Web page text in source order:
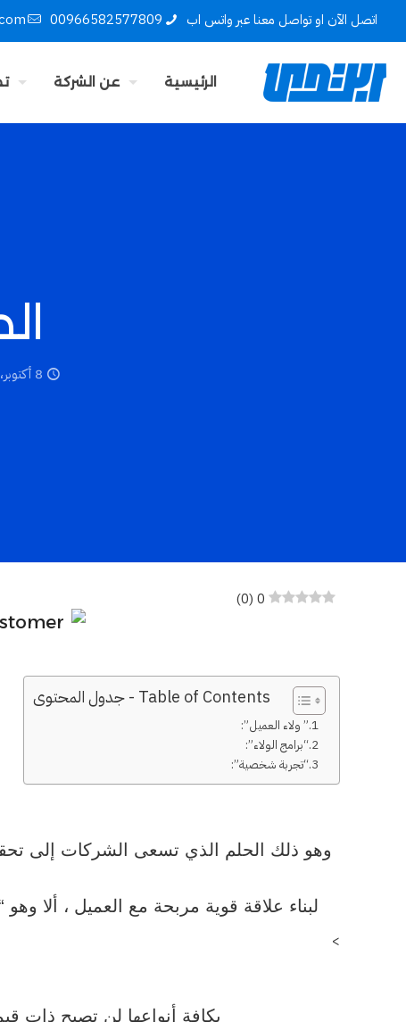
اتصل الآن او تواصل معنا عبر واتس اب 00966582577809
الرئيسية عن الشركة
8 أكتوبر، 2018
0
(
0
)
Table of Contents - جدول المحتوى
” ولاء العميل”:
“برامج الولاء”:
“تجربة شخصية”:
وهو ذلك الحلم الذي تسعى الشركات إلى
لبناء علاقة قوية مربحة مع العميل ، ألا
>
بكافة أنواعها لن تصبح ذات